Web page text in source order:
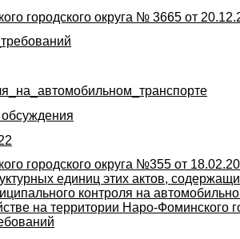
городского округа № 3665 от
городского округа №355 от
единиц этих актов,
контроля на
на территории Наро-Фоминского